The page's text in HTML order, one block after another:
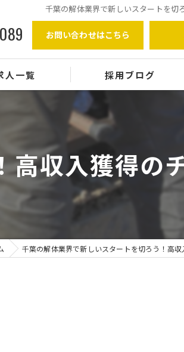
千葉の解体業界で新しいスタートを切
お問い合わせはこちら
人一覧 採用ブログ
収入獲得の
千葉の解体業界で新しいスタートを切ろう！高収